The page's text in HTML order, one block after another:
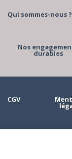
Qui sommes-nous ?
Nos
durables
CGV